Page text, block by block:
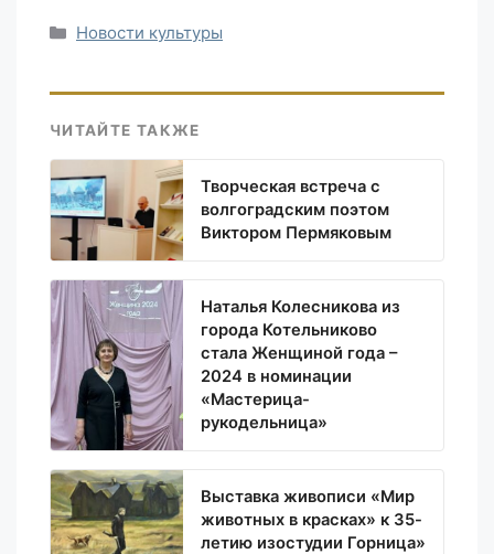
Рубрики
Новости культуры
ЧИТАЙТЕ ТАКЖЕ
Творческая встреча с
волгоградским поэтом
Виктором Пермяковым
Наталья Колесникова из
города Котельниково
стала Женщиной года –
2024 в номинации
«Мастерица-
рукодельница»
Выставка живописи «Мир
животных в красках» к 35-
летию изостудии Горница»